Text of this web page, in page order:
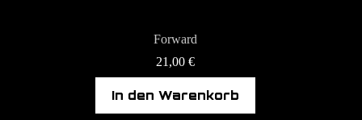
Forward
21,00€
In den Warenkorb